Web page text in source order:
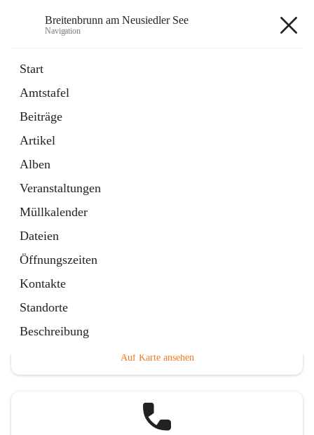
Breitenbrunn am Neusiedler See
Navigation
Start
Amtstafel
Beiträge
Artikel
Alben
Veranstaltungen
Müllkalender
Dateien
Öffnungszeiten
Kontakte
Standorte
Beschreibung
18 Schnellzugriffe
Gemeindeservice
Auf Karte ansehen